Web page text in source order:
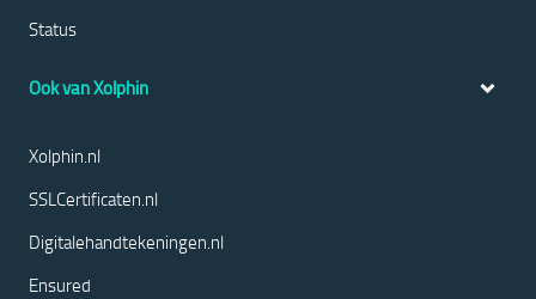
Status
Ook van Xolphin
Xolphin.nl
SSLCertificaten.nl
Digitalehandtekeningen.nl
Ensured